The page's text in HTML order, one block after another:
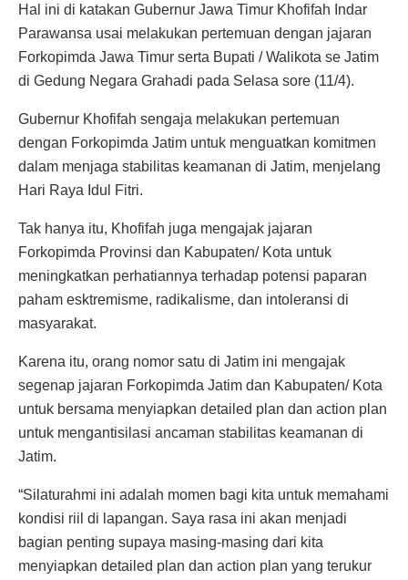
Hal ini di katakan Gubernur Jawa Timur Khofifah Indar
Parawansa usai melakukan pertemuan dengan jajaran
Forkopimda Jawa Timur serta Bupati / Walikota se Jatim
di Gedung Negara Grahadi pada Selasa sore (11/4).
Gubernur Khofifah sengaja melakukan pertemuan
dengan Forkopimda Jatim untuk menguatkan komitmen
dalam menjaga stabilitas keamanan di Jatim, menjelang
Hari Raya Idul Fitri.
Tak hanya itu, Khofifah juga mengajak jajaran
Forkopimda Provinsi dan Kabupaten/ Kota untuk
meningkatkan perhatiannya terhadap potensi paparan
paham esktremisme, radikalisme, dan intoleransi di
masyarakat.
Karena itu, orang nomor satu di Jatim ini mengajak
segenap jajaran Forkopimda Jatim dan Kabupaten/ Kota
untuk bersama menyiapkan detailed plan dan action plan
untuk mengantisilasi ancaman stabilitas keamanan di
Jatim.
“Silaturahmi ini adalah momen bagi kita untuk memahami
kondisi riil di lapangan. Saya rasa ini akan menjadi
bagian penting supaya masing-masing dari kita
menyiapkan detailed plan dan action plan yang terukur